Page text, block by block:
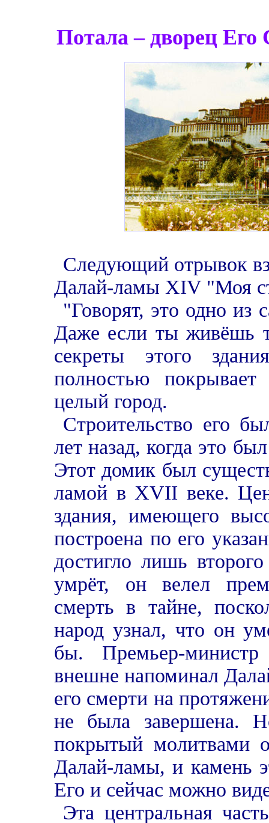
Потала – дворец
Следующий отрывок
Далай-ламы XIV "Моя
"Говорят, это одно
Даже если ты живёшь
секреты этого
полностью
целый город.
Строительство его
лет назад, когда это
Этот домик был
ламой в ХVII веке.
здания, имеющего
построена по его
достигло лишь
умрёт, он велел
смерть в тайне,
народ узнал, что он
бы. Премьер-
внешне напоминал
его смерти на
не была завершена.
покрытый молитвами
Далай-ламы, и камень
Его и сейчас можно
Эта центральная